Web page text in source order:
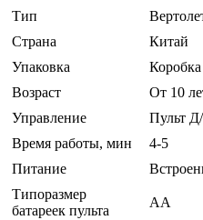
Тип
Страна
Китай
Упаковка
Коробка
Возраст
От 10
Управление
Пульт
Время работы, мин
4-5
Питание
Типоразмер
батареек пульта
AA